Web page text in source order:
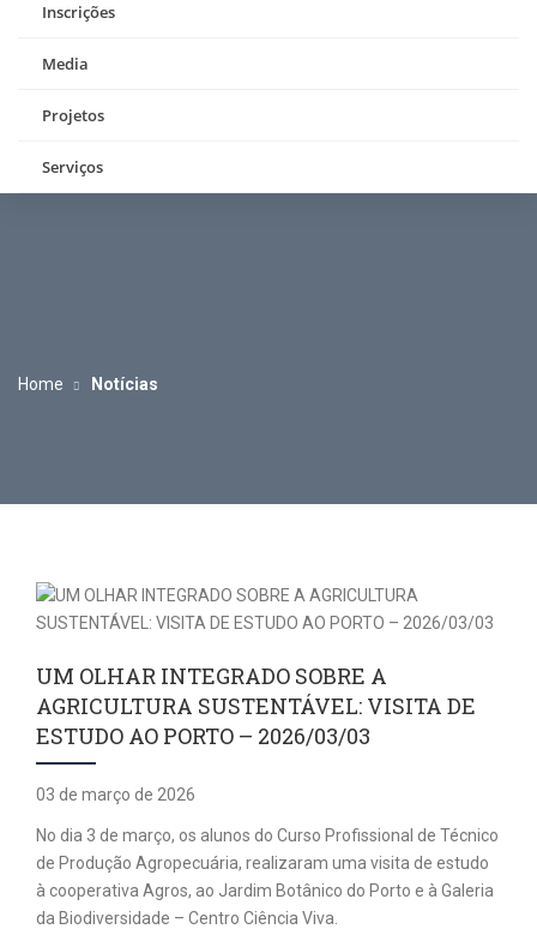
Inscrições
Media
Projetos
Serviços
Home Notícias
UM OLHAR INTEGRADO SOBRE A
AGRICULTURA SUSTENTÁVEL: VISITA DE
ESTUDO AO PORTO – 2026/03/03
03 de março de 2026
No dia 3 de março, os alunos do Curso Profissional de Técnico
de Produção Agropecuária, realizaram uma visita de estudo
à cooperativa Agros, ao Jardim Botânico do Porto e à Galeria
da Biodiversidade – Centro Ciência Viva.